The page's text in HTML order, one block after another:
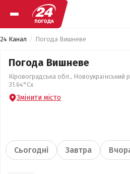
24 Канал Погода Вишневе
Погода Вишневе
Кіровоградська обл.,
31.64°Сх
Змінити місто
Сьогодні Завтра